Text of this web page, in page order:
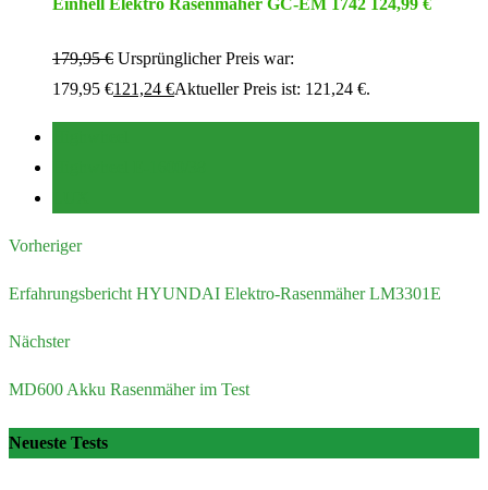
Einhell Elektro Rasenmäher GC-EM 1742 124,99 €
179,95€ Ursprünglicher Preis war:
179,95 €121,24 €Aktueller Preis ist: 121,24 €.
Vorheriger
Erfahrungsbericht HYUNDAI Elektro-Rasenmäher LM3301E
Nächster
MD600 Akku Rasenmäher im Test
Neueste Tests